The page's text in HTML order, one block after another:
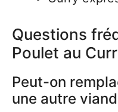
Questions
Poulet au
Peut-on
une autre